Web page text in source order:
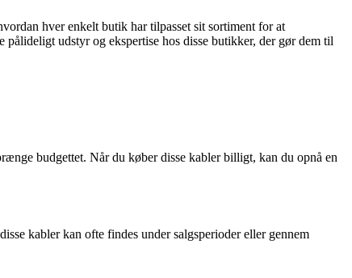
hver enkelt butik har tilpasset sit sortiment for at
udstyr og ekspertise hos disse butikker, der gør dem til
budgettet. Når du køber disse kabler billigt, kan du opnå en
kabler kan ofte findes under salgsperioder eller gennem